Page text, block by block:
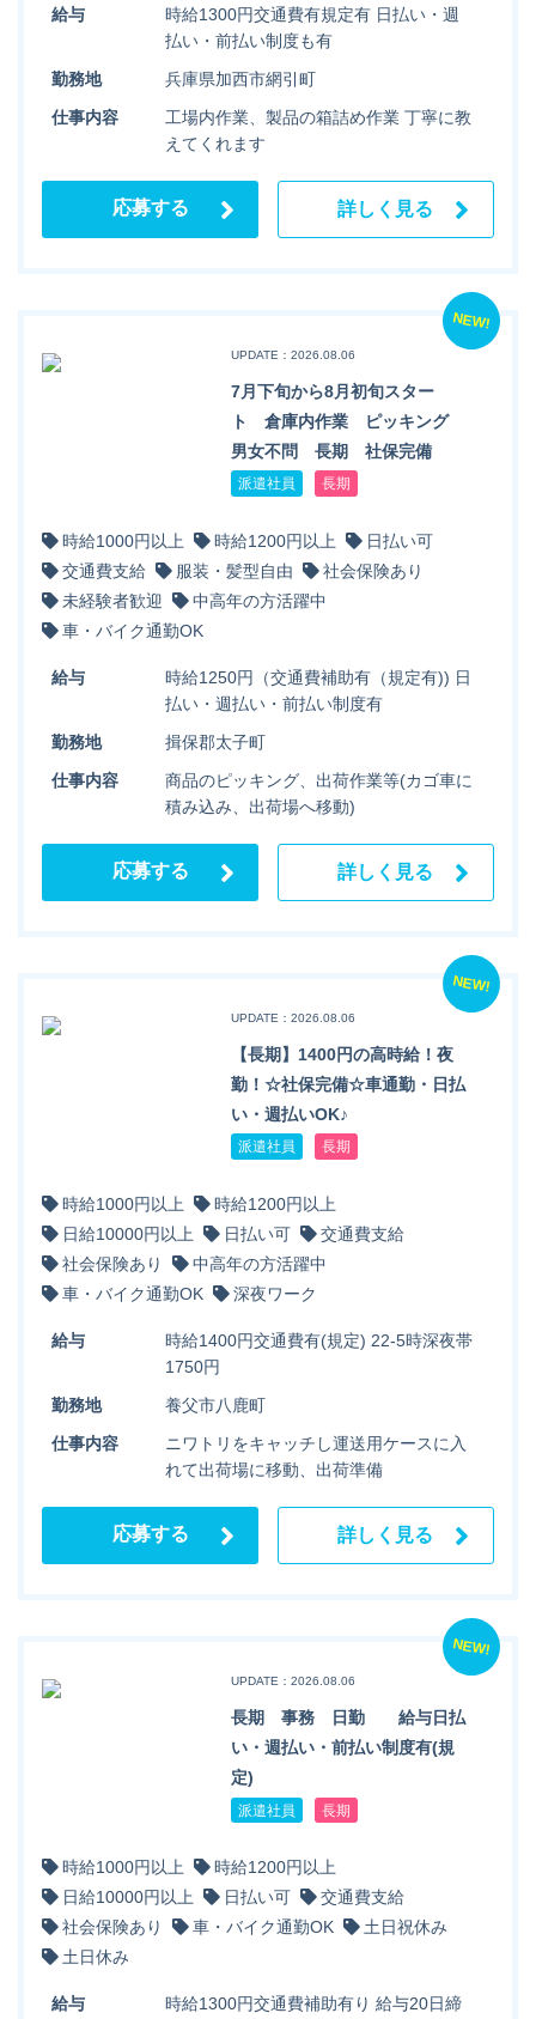
給与
時給1300円交通費有規定有 日払い・週
払い・前払い制度も有
勤務地
兵庫県加西市網引町
仕事内容
工場内作業、製品の箱詰め作業 丁寧に教
えてくれます
応募する 詳しく見る
NEW!
UPDATE：2026.08.06
7月下旬から8月初旬スター
ト 倉庫内作業 ピッキング
男女不問 長期 社保完備
派遣社員 長期
時給1000円以上 時給1200円以上
日払い可
交通費支給
服装・髪型自由
社会保険あり
未経験者歓迎
中高年の方活躍中
車・バイク通勤OK
給与
時給1250円（交通費補助有（規定有)) 日
払い・週払い・前払い制度有
勤務地
揖保郡太子町
仕事内容
商品のピッキング、出荷作業等(カゴ車に
積み込み、出荷場へ移動)
応募する 詳しく見る
NEW!
UPDATE：2026.08.06
【長期】1400円の高時給！夜
勤！☆社保完備☆車通勤・日払
い・週払いOK♪
派遣社員 長期
時給1000円以上
時給1200円以上
日給10000円以上
日払い可
交通費支給
社会保険あり
中高年の方活躍中
車・バイク通勤OK
深夜ワーク
給与
時給1400円交通費有(規定) 22-5時深夜帯
1750円
勤務地
養父市八鹿町
仕事内容
ニワトリをキャッチし運送用ケースに入
れて出荷場に移動、出荷準備
応募する 詳しく見る
NEW!
UPDATE：2026.08.06
長期 事務 日勤 給与日払
い・週払い・前払い制度有(規
定)
派遣社員 長期
時給1000円以上
時給1200円以上
日給10000円以上
日払い可
交通費支給
社会保険あり
車・バイク通勤OK
土日祝休み
土日休み
給与
時給1300円交通費補助有り 給与20日締